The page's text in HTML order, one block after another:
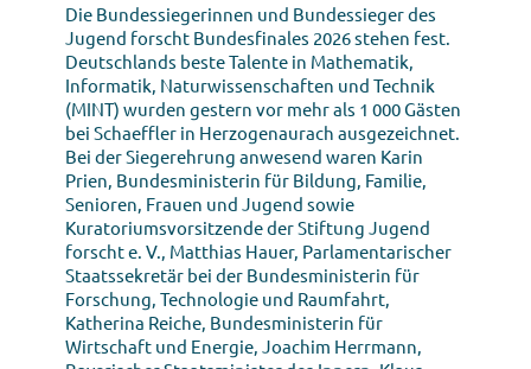
Die Bundessiegerinnen und Bundessieger des
Jugend forscht Bundesfinales 2026 stehen fest.
Deutschlands beste Talente in Mathematik,
Informatik, Naturwissenschaften und Technik
(MINT) wurden gestern vor mehr als 1 000 Gästen
bei Schaeffler in Herzogenaurach ausgezeichnet.
Bei der Siegerehrung anwesend waren Karin
Prien, Bundesministerin für Bildung, Familie,
Senioren, Frauen und Jugend sowie
Kuratoriumsvorsitzende der Stiftung Jugend
forscht e. V., Matthias Hauer, Parlamentarischer
Staatssekretär bei der Bundesministerin für
Forschung, Technologie und Raumfahrt,
Katherina Reiche, Bundesministerin für
Wirtschaft und Energie, Joachim Herrmann,